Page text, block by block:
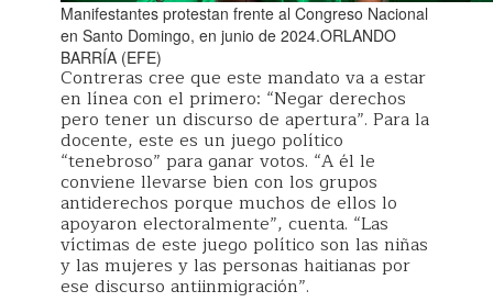
Manifestantes protestan frente al Congreso Nacional
en Santo Domingo, en junio de 2024.ORLANDO
BARRÍA (EFE)
Contreras cree que este mandato va a estar
en línea con el primero: “Negar derechos
pero tener un discurso de apertura”. Para la
docente, este es un juego político
“tenebroso” para ganar votos. “A él le
conviene llevarse bien con los grupos
antiderechos porque muchos de ellos lo
apoyaron electoralmente”, cuenta. “Las
víctimas de este juego político son las niñas
y las mujeres y las personas haitianas por
ese discurso antiinmigración”.